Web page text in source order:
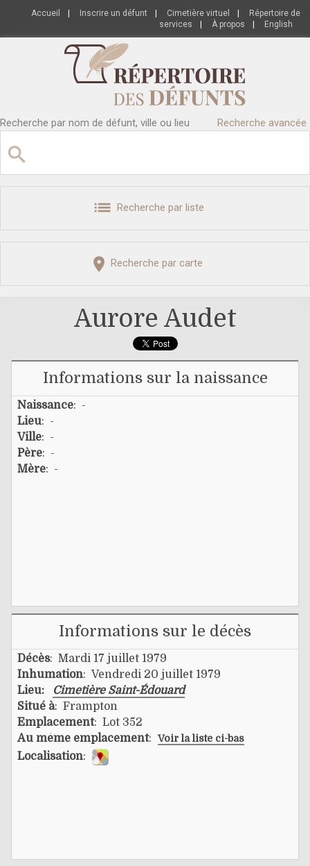
Accueil Inscrire un défunt Cimetière virtuel
Répertoire de
services
À propos English
Recherche par nom de défunt, ville ou lieu Recherche avancée
Recherche par liste
Recherche par carte
Aurore Audet
Informations sur la naissance
Naissance: -
Lieu: -
Ville: -
Père: -
Mère: -
Informations sur le décès
Décès: Mardi 17 juillet 1979
Inhumation: Vendredi 20 juillet 1979
Lieu:
Cimetière Saint-Édouard
Situé à: Frampton
Emplacement: Lot 352
Au même emplacement: Voir la liste ci-bas
Localisation: